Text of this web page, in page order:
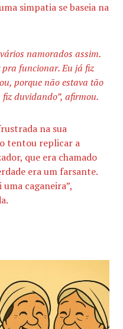
simpatia se baseia na
namorados assim.
funcionar. Eu já fiz
porque não estava tão
duvidando”, afirmou.
na sua
tentou replicar a
que era chamado
era um farsante.
caganeira”,